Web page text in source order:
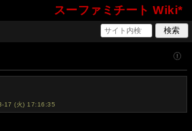
スーファミチート Wiki*
17 (火) 17:16:35